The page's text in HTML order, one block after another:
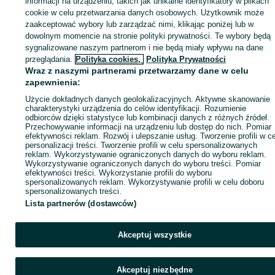
KATEGORIA
ID:941661170 Wyświetlenia:
Zadzwoń / SMS
cookie w celu przetwarzania danych osobowych. Użytkownik może
zaakceptować wybory lub zarządzać nimi, klikając poniżej lub w
dowolnym momencie na stronie polityki prywatności. Te wybory będą
sygnalizowane naszym partnerom i nie będą miały wpływu na dane
przeglądania. Polityka cookies, Polityka Prywatności
Wraz z naszymi partnerami przetwarzamy dane w celu
zapewnienia:
Użycie dokładnych danych geolokalizacyjnych. Aktywne skanowanie
charakterystyki urządzenia do celów identyfikacji. Rozumienie
odbiorców dzięki statystyce lub kombinacji danych z różnych źródeł.
Przechowywanie informacji na urządzeniu lub dostęp do nich. Pomiar
efektywności reklam. Rozwój i ulepszanie usług. Tworzenie profili w
personalizacji treści. Tworzenie profili w celu spersonalizowanych
reklam. Wykorzystywanie ograniczonych danych do wyboru reklam.
Wykorzystywanie ograniczonych danych do wyboru treści. Pomiar
efektywności treści. Wykorzystanie profili do wyboru
spersonalizowanych reklam. Wykorzystywanie profili w celu doboru
spersonalizowanych treści.
Lista partnerów (dostawców)
Akceptuj wszystkie
Akceptuj niezbędne